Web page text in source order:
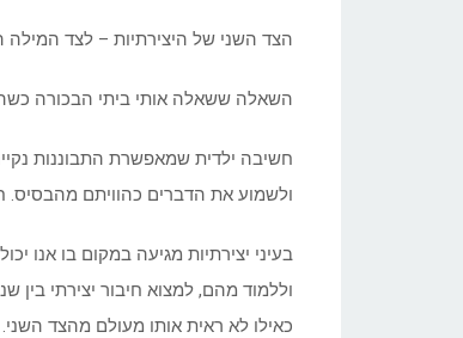
הצד השני של היצירתיות – לצד המילה
השאלה ששאלה אותי ביתי הבכורה כשהיתה בת 3 ממחישה את הענין: “אמא, איך זה יכול
חשיבה ילדית שמאפשרת התבוננות
ולשמוע את הדברים כהוויתם מהבסיס.
בעיני יצירתיות מגיעה במקום בו אנו
וללמוד מהם, למצוא חיבור יצירתי
כאילו לא ראית אותו מעולם מהצד השני.